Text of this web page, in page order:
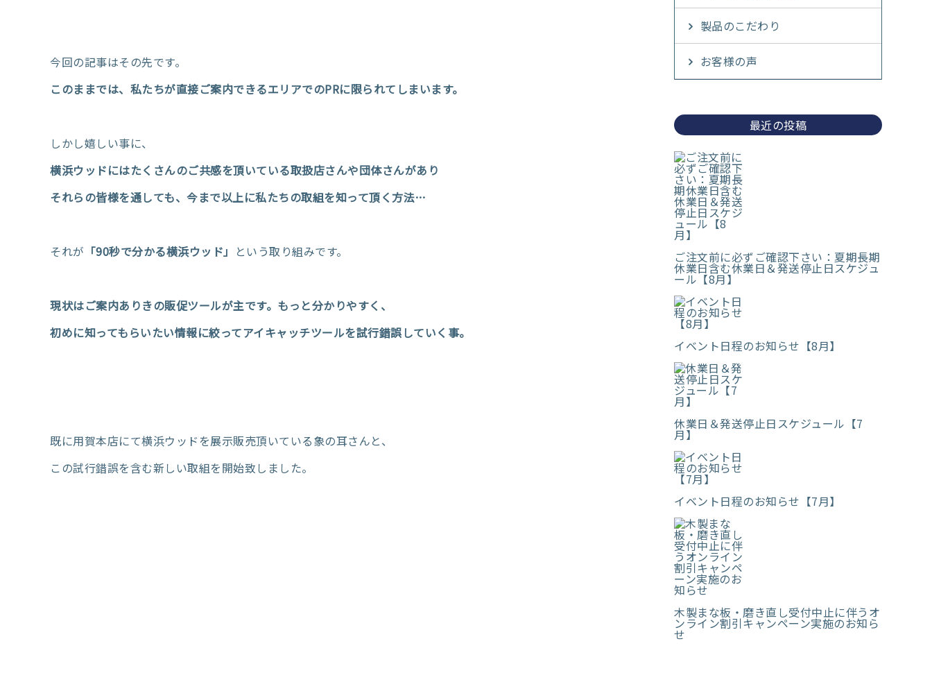
製品のこだわり
お客様の声
最近の投稿
ご注文前に必ずご確認下さい：夏期長期
休業日含む休業日＆発送停止日スケジュ
ール【8月】
イベント日程のお知らせ【8月】
休業日＆発送停止日スケジュール【7
月】
イベント日程のお知らせ【7月】
木製まな板・磨き直し受付中止に伴うオ
ンライン割引キャンペーン実施のお知ら
せ
今回の記事はその先です。
このままでは、私たちが直接ご案内できるエリアでのPRに限られてしまいます。
しかし嬉しい事に、
横浜ウッドにはたくさんのご共感を頂いている取扱店さんや団体さんがあり
それらの皆様を通しても、今まで以上に私たちの取組を知って頂く方法…
それが 「90秒で分かる横浜ウッド」 という取り組みです。
現状はご案内ありきの販促ツールが主です。もっと分かりやすく、
初めに知ってもらいたい情報に絞ってアイキャッチツールを試行錯誤していく事。
既に用賀本店にて横浜ウッドを展示販売頂いている象の耳さんと、
この試行錯誤を含む新しい取組を開始致しました。